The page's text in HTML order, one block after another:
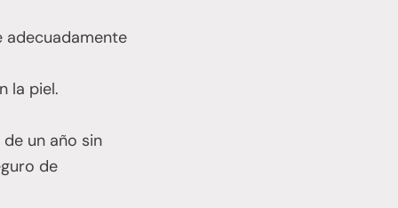
la piel.
un año sin
de